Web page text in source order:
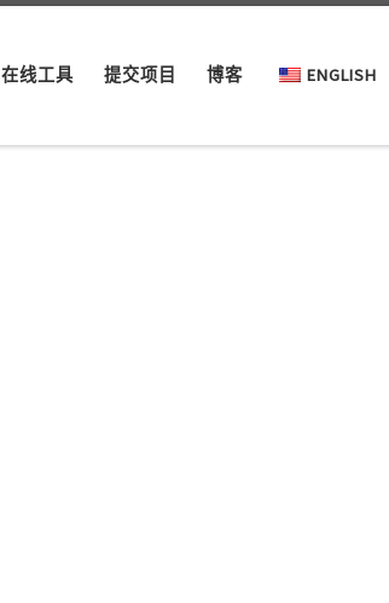
在线工具 提交项目 博客 ENGLISH